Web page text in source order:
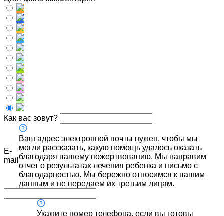
Как вас зовут?
E-
mail
Ваш адрес электронной почты нужен, чтобы мы
могли рассказать, какую помощь удалось оказать
благодаря вашему пожертвованию. Мы направим
отчет о результатах лечения ребенка и письмо с
благодарностью. Мы бережно относимся к вашим
данным и не передаем их третьим лицам.
Укажите номер телефона, если вы готовы